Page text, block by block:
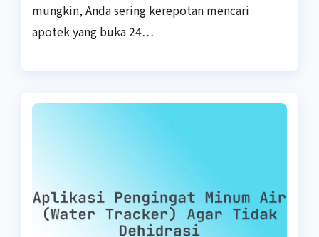
mungkin, Anda sering kerepotan mencari
apotek yang buka 24…